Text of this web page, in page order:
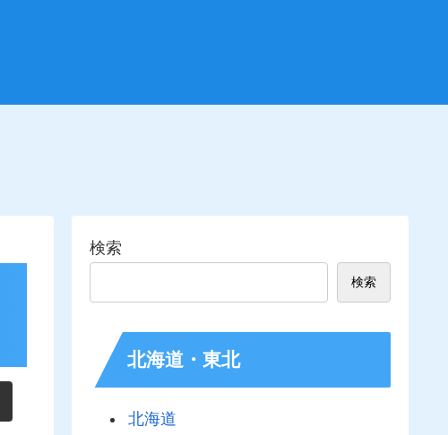
検索
検索
北海道・東北
北海道